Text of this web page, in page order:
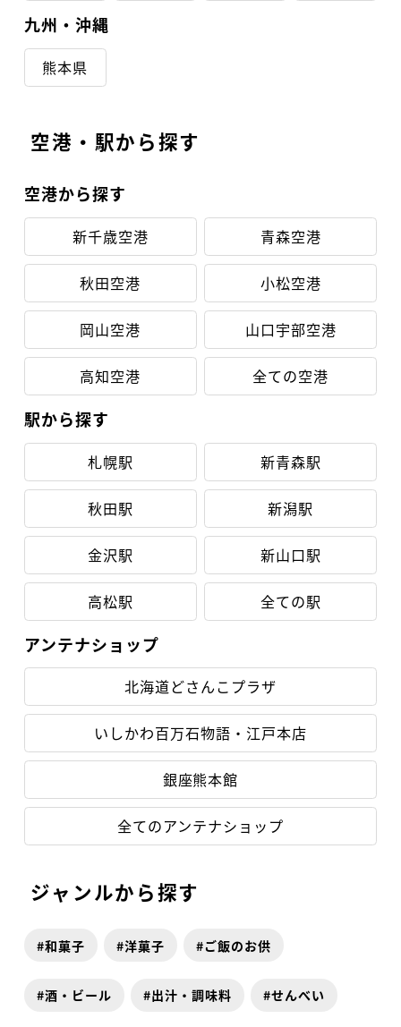
九州・沖縄
熊本県
空港・駅から探す
空港から探す
新千歳空港 青森空港
秋田空港 小松空港
岡山空港 山口宇部空港
高知空港 全ての空港
駅から探す
札幌駅 新青森駅
秋田駅 新潟駅
金沢駅 新山口駅
高松駅 全ての駅
アンテナショップ
北海道どさんこプラザ
いしかわ百万石物語・江戸本店
銀座熊本館
全てのアンテナショップ
ジャンルから探す
和菓子 洋菓子 ご飯のお供
酒・ビール 出汁・調味料 せんべい